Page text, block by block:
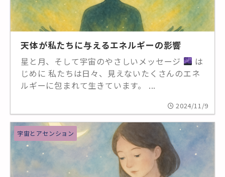
天体が私たちに与えるエネルギーの影響
星と月、そして宇宙のやさしいメッセージ
は
じめに 私たちは日々、見えないたくさんのエネ
ルギーに包まれて生きています。 ...
2024/11/9
宇宙とアセンション